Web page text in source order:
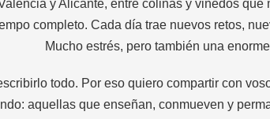
y Alicante, entre colinas y viñedos que
completo. Cada día trae nuevos retos,
Mucho estrés, pero también una
todo. Por eso quiero compartir con
aquellas que enseñan, conmueven y